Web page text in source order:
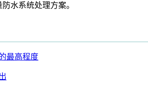
水系统处理方案。
最高程度